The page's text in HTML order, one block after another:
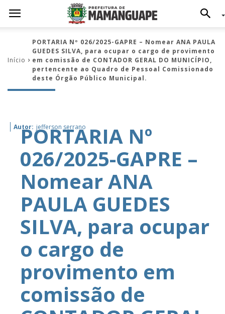
Início
PORTARIA Nº 026/2025-GAPRE – Nomear ANA PAULA
GUEDES SILVA, para ocupar o cargo de provimento
em comissão de CONTADOR GERAL DO MUNICÍPIO,
pertencente ao Quadro de Pessoal Comissionado
deste Órgão Público Municipal.
Autor: jefferson serrano
PORTARIA Nº
026/2025-GAPRE –
Nomear ANA
PAULA GUEDES
SILVA, para ocupar
o cargo de
provimento em
comissão de